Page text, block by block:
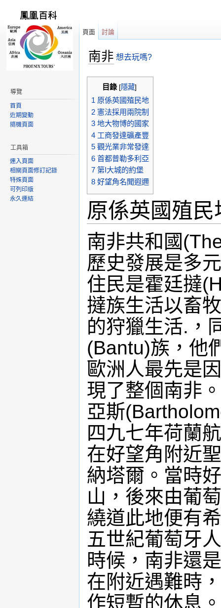
南非 想去玩嗎?
目錄[隱藏]
1 原係英國殖民地
2 憲法採用兩院制
3 地大物博的國家
4 工商發達礦產豐
5 觀光業非常發達
6 首都普勒多利亞
7 第I大城的約堡
8 好望角名聞遐邇
原係英國殖民
南非共和國
歷史發展是多
住民是霍廷撻
撻族生活以畜
的狩獵生活.，
(Bantu)族，他
歐洲人最先是
現了整個南非
亞斯
四九七年荷蘭
在好望角附近
納塔爾。當時
山，後來由葡
繞道此地便有
五世紀葡萄牙
時候，南非還
在附近遇難時
作短暫的休息
頁面 討論
導覽
首頁
近期變動
隨機頁面
工具箱
連入頁面
相關頁面修訂記錄
特殊頁面
可列印版
永久連結